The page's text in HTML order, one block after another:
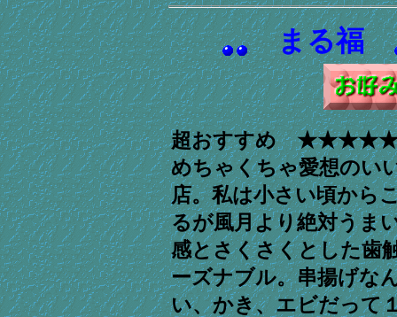
まる福
超おすすめ
めちゃくちゃ愛想のい
店。私は小さい頃から
るが風月より絶対うま
感とさくさくとした歯
ーズナブル。串揚げな
い、かき、エビだって